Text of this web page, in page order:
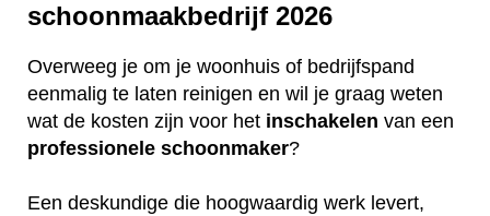
schoonmaakbedrijf 2026
Overweeg je om je woonhuis of bedrijfspand
eenmalig te laten reinigen en wil je graag weten
wat de kosten zijn voor het inschakelen van een
professionele schoonmaker?
Een deskundige die hoogwaardig werk levert,